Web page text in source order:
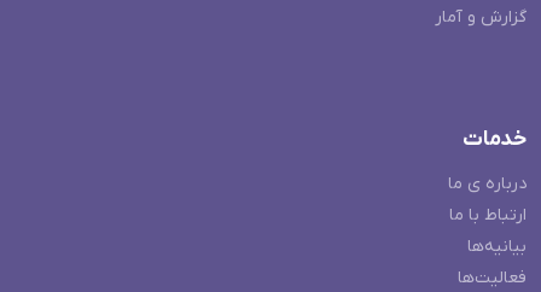
گزارش و آمار
خدمات
درباره ی ما
ارتباط با ما
بیانیه‌ها
فعالیت‌ها